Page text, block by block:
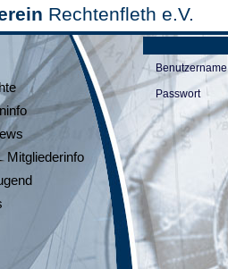
Rechtenfleth e.V.
Mitgliederinfo
Benutzername
Passwort